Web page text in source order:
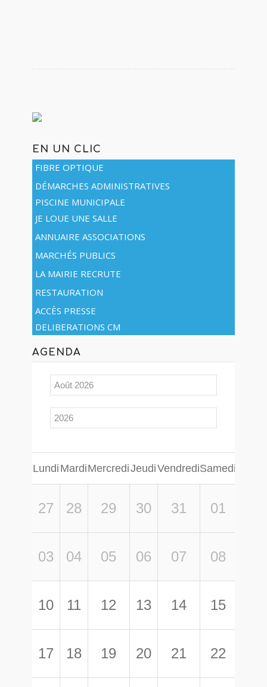
EN UN CLIC
FIBRE OPTIQUE
DÉMARCHES ADMINISTRATIVES
PISCINE MUNICIPALE
JE LOUE UNE SALLE
ANNUAIRE ASSOCIATIONS
MARCHÉS PUBLICS
LA MAIRIE RECRUTE
RESTAURATION
ACCÈS PRESSE
DELIBERATIONS CM
AGENDA
Lundi MardiMercrediJeudiVendrediSamedi
27 28 29 30 31 01
03 04 05 06 07 08
10 11 12 13 14 15
17 18 19 20 21 22